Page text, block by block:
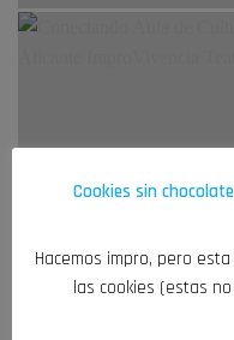
Cookies sin
Hacemos impro, pero
las cookies (estas